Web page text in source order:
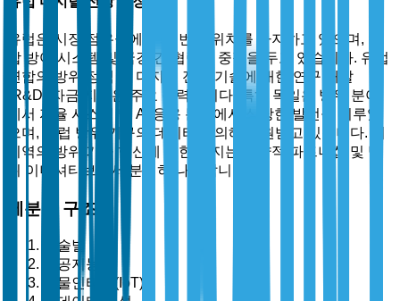
유럽은 시장 점유율에서 세 번째 위치를 차지하고 있으며, 통
합 방어 시스템 및 국경 간 협력에 중점을 두고 있습니다. 유럽
연합의 방위 정책 및 디지털 전장 기술에 대한 연구 개발
(R&D) 자금 지원은 주요 동력입니다. 특히 독일은 방위 분야
에서 자율 시스템 및 AI 응용 분야에서 상당한 발전을 이루었
으며, 유럽 방위 기구의 데이터에 의해 지원받고 있습니다. 이
지역의 방위 기술 혁신에 대한 의지는 전략적 파트너십 및 방
위 이니셔티브에서 분명히 나타납니다.
세분화 구조
기술별
인공지능
사물인터넷(IoT)